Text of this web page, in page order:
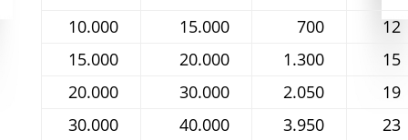
10.000
15.000 700
12
15.000
20.000 1.300
15
20.000
30.000 2.050
19
30.000
40.000 3.950
23